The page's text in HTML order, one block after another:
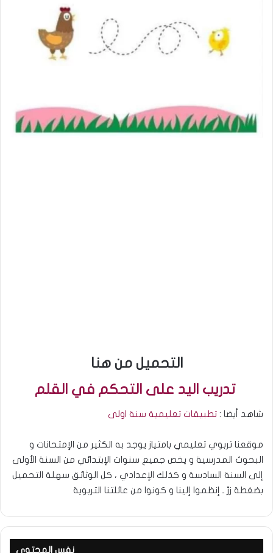
التحميل من هنا
تدريب اليد على التحكم في القلم
شاهد أيضا : تطبيقات تعليمية سنة اولى
موقعنا تربوي تعليمي بامتياز يوجد به الكثير من الإمتحانات و
البحوث المدرسية و يخص جميع سنوات الإبتدائي من السنة الأولى
إلى السنة السادسة و كذلك الإعدادي ، كل الوثائق سهلة التحميل
بضغطة زرّ ـ إنظموا إلينا و كونوا من عائلتنا التربوية
نفس المحتوى